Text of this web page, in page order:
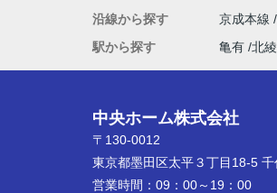
沿線から探す
京成本線
駅から探す
亀有 北
中央ホーム株式会社
〒130-0012
東京都墨田区太平３丁目18-5
営業時間： 09：00～19：00